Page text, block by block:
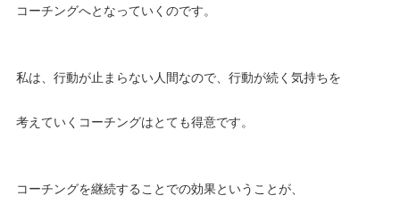
コーチングへとなっていくのです。
私は、行動が止まらない人間なので、行動が続く気持ちを
考えていくコーチングはとても得意です。
コーチングを継続することでの効果ということが、